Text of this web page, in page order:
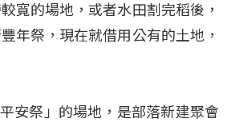
寬的場地，或者水田割完稻後，
年祭，現在就借用公有的土地，
安祭」的場地，是部落新建聚會